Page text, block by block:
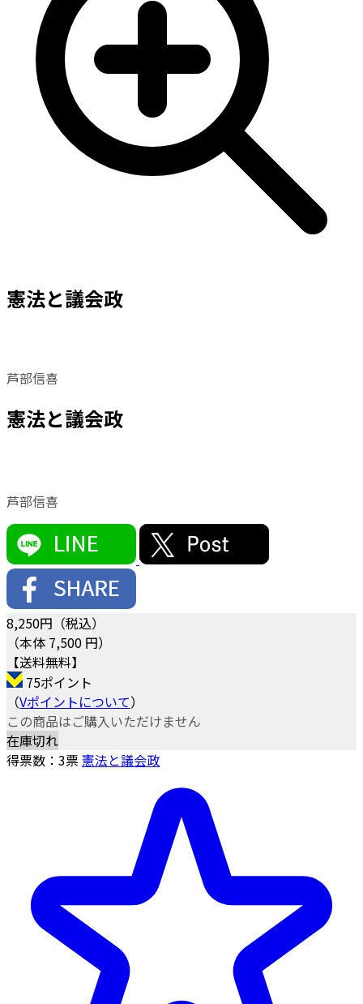
憲法と議会政
芦部信喜
憲法と議会政
芦部信喜
8,250円（税込）
（本体 7,500 円）
【送料無料】
75ポイント
（Vポイントについて）
この商品はご購入いただけません
在庫切れ
得票数： 3票憲法と議会政